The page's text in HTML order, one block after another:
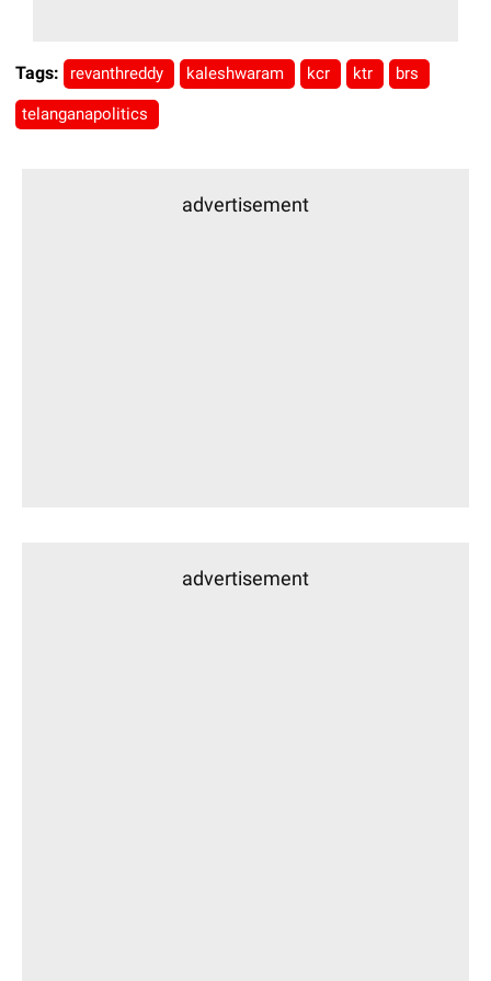
Tags: revanthreddy kaleshwaram kcr ktr brs
telanganapolitics
advertisement
advertisement